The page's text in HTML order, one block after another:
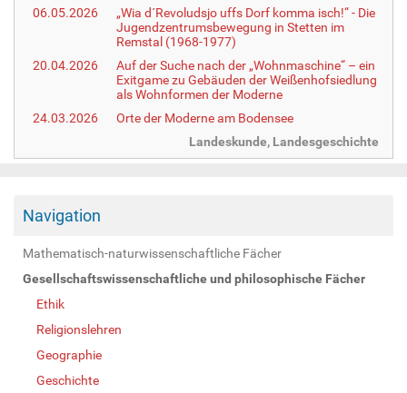
06.05.2026
„Wia d´Revoludsjo uffs Dorf komma isch!“ - Die
Jugendzentrumsbewegung in Stetten im
Remstal (1968-1977)
20.04.2026
Auf der Suche nach der „Wohnmaschine“ – ein
Exitgame zu Gebäuden der Weißenhofsiedlung
als Wohnformen der Moderne
24.03.2026
Orte der Moderne am Bodensee
Landeskunde, Landesgeschichte
Navigation
Mathematisch-naturwissenschaftliche Fächer
Gesellschaftswissenschaftliche und philosophische Fächer
Ethik
Religionslehren
Geographie
Geschichte